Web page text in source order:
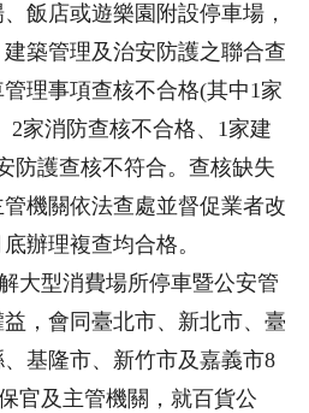
飯店或遊樂園附設停車場，
築管理及治安防護之聯合查
理事項查核不合格(其中1家
2家消防查核不合格、1家建
防護查核不符合。查核缺失
機關依法查處並督促業者改
辦理複查均合格。
型消費場所停車暨公安管
，會同臺北市、新北市、臺
基隆市、新竹市及嘉義市8
官及主管機關，就百貨公